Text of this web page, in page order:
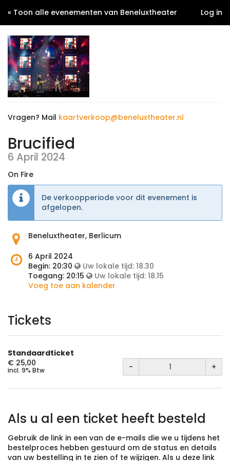
Log in
« Toon alle evenementen van Beneluxtheater
Vragen? Mail kaartverkoop@beneluxtheater.nl
Brucified
6 April 2024
On Fire
De verkoopperiode voor dit evenement is
afgelopen.
Waar
het
evenement
plaats?
Beneluxtheater, Berlicum
Wanneer
is
het
evenement?
6 April 2024
Begin: 20:30 Uw lokale tijd: 18.30
Toegang: 20:15 Uw lokale tijd: 18.15
Voeg toe aan kalender
Tickets
Standaardticket
€ 25,00
incl. 9% Btw - +
Als u al een ticket heeft besteld
Gebruik de link in een van de e-mails die we u tijdens het
bestelproces hebben gestuurd om de status en details
van uw bestelling in te zien of te wijzigen. Als u deze link